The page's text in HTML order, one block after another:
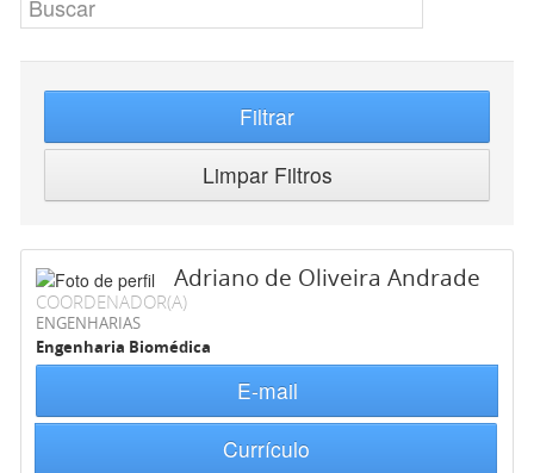
Filtrar
Limpar Filtros
Adriano de Oliveira Andrade
COORDENADOR(A)
ENGENHARIAS
Engenharia Biomédica
E-mail
Currículo